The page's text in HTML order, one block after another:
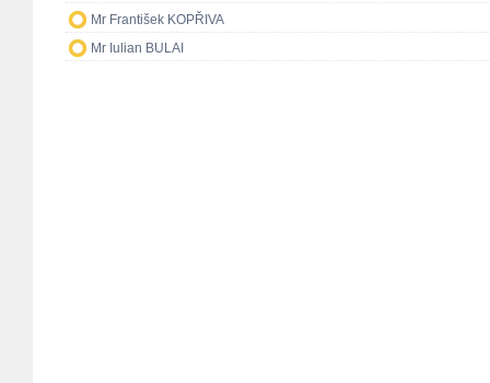
Mr František KOPŘIVA
Mr Iulian BULAI